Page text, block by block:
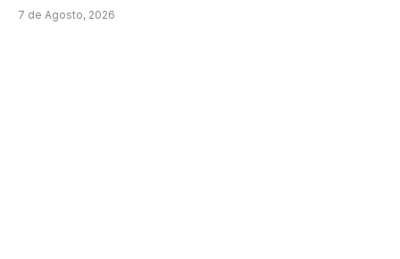
7 de Agosto, 2026